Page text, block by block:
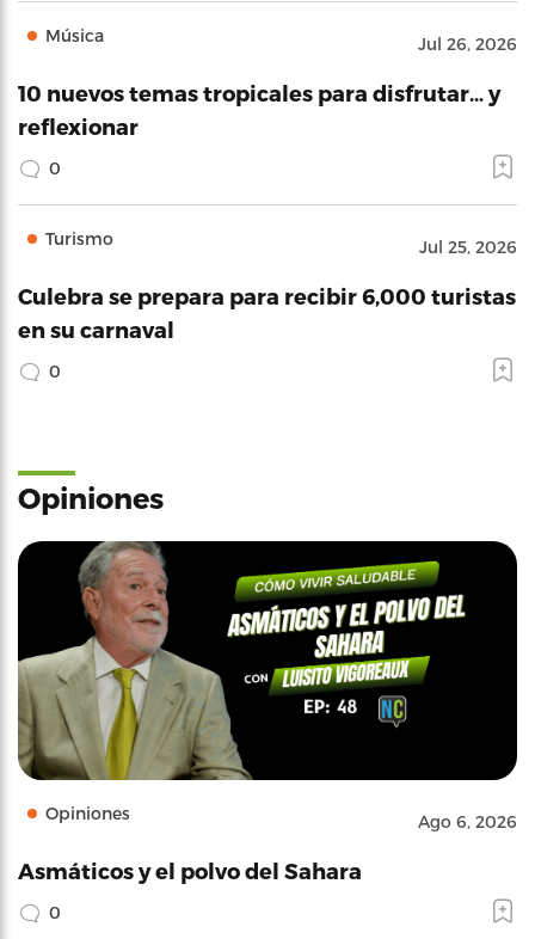
Música Jul 26, 2026
10 nuevos temas tropicales para disfrutar… y
reflexionar
0
Turismo Jul 25, 2026
Culebra se prepara para recibir 6,000 turistas
en su carnaval
0
Opiniones
Opiniones Ago 6, 2026
Asmáticos y el polvo del Sahara
0